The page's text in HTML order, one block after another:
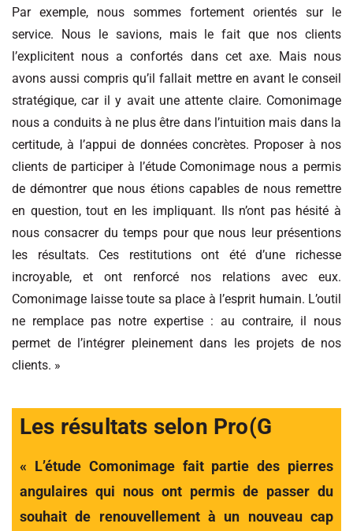
Par exemple, nous sommes fortement orientés sur le
service. Nous le savions, mais le fait que nos clients
l’explicitent nous a confortés dans cet axe. Mais nous
avons aussi compris qu’il fallait mettre en avant le conseil
stratégique, car il y avait une attente claire. Comonimage
nous a conduits à ne plus être dans l’intuition mais dans la
certitude, à l’appui de données concrètes. Proposer à nos
clients de participer à l’étude Comonimage nous a permis
de démontrer que nous étions capables de nous remettre
en question, tout en les impliquant. Ils n’ont pas hésité à
nous consacrer du temps pour que nous leur présentions
les résultats. Ces restitutions ont été d’une richesse
incroyable, et ont renforcé nos relations avec eux.
Comonimage laisse toute sa place à l’esprit humain. L’outil
ne remplace pas notre expertise : au contraire, il nous
permet de l’intégrer pleinement dans les projets de nos
clients. »
Les résultats selon Pro(G
« L’étude Comonimage fait partie des pierres
angulaires qui nous ont permis de passer du
souhait de renouvellement à un nouveau cap